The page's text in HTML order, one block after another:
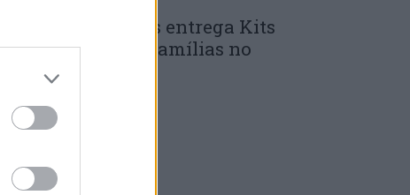
Município de Góis entrega Kits
Comunitários às famílias no
âmbito do...